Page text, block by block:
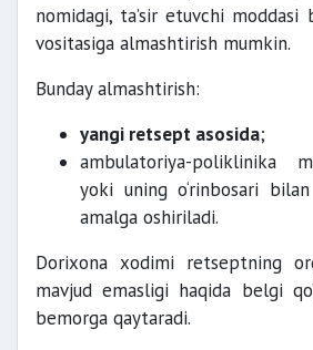
nomidagi, ta’sir etuvchi
vositasiga almashtirish mumkin.
Bunday almashtirish:
yangi retsept asosida;
ambulatoriya-poliklinika
yoki uning o‘rinbosari
amalga oshiriladi.
Dorixona xodimi retseptning
mavjud emasligi haqida belgi
bemorga qaytaradi.